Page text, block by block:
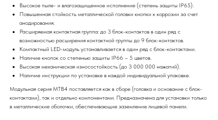
Высокое пыле- и влагозащищенное исполнение (степень защиты IP65).
Повышенная стойкость металлической головки кнопки к коррозии за счет
анодирования.
Расширяемая контактная группа: до 3 блок-контактов в один ряд с
возможностью расширения контактной группы до 9 блок-контактов.
Компактный LED-модуль устанавливается в один ряд с блок-контактами.
Наличие кнопок со степенью защиты IP66 – 5 цветов.
Высокая механическая износостойкость (до 3 000 000 нажатий).
Наличие инструкции по установке в каждой индивидуальной упаковке.
Модульная серия MTB4 поставляется как в сборе (головка и основание с блок-
контактами), так и отдельно компонентами. Предназначена для установки только
в металлические оболочки, обеспечивающие заземление лицевой панели.